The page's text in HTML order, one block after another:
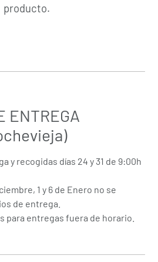
producto.
ENTREGA
y recogidas días 24 y 31 de 9:00h
1 y 6 de Enero no se
de entrega.
para entregas fuera de horario.